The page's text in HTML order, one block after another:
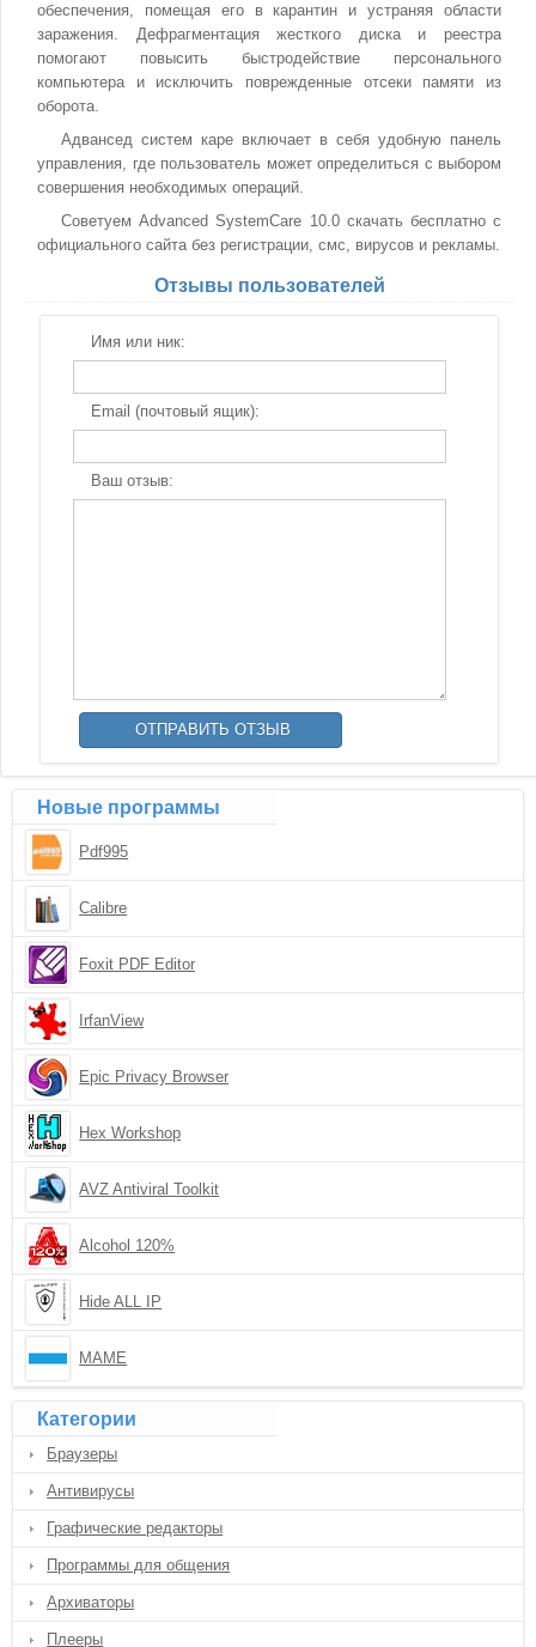
обеспечения, помещая его в карантин и устраняя области
заражения. Дефрагментация жесткого диска и реестра
помогают повысить быстродействие персонального
компьютера и исключить поврежденные отсеки памяти из
оборота.
Адвансед систем каре включает в себя удобную панель
управления, где пользователь может определиться с выбором
совершения необходимых операций.
Советуем Advanced SystemCare 10.0 скачать бесплатно с
официального сайта без регистрации, смс, вирусов и рекламы.
Отзывы пользователей
Имя или ник:
Email (почтовый ящик):
Ваш отзыв:
Новые программы
Pdf995
Calibre
Foxit PDF Editor
IrfanView
Epic Privacy Browser
Hex Workshop
AVZ Antiviral Toolkit
Alcohol 120%
Hide ALL IP
MAME
Категории
Браузеры
Антивирусы
Графические редакторы
Программы для общения
Архиваторы
Плееры